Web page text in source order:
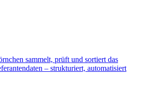
sammelt, prüft und sortiert das
– strukturiert, automatisiert